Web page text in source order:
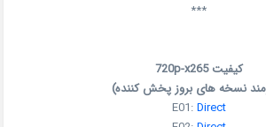
***
کیفیت 720p-x265
نسخه های بروز پخش کننده)
E01:Direct